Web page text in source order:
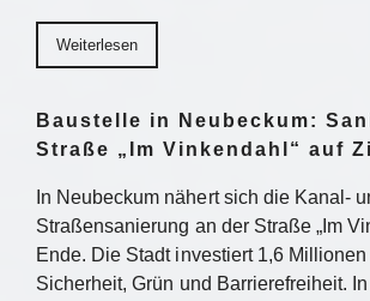
Weiterlesen
Baustelle in Neubeckum:
Straße „Im Vinkendahl“ auf
In Neubeckum nähert sich die Kanal-
Straßensanierung an der Straße „Im
Ende. Die Stadt investiert 1,6
Sicherheit, Grün und Barrierefreiheit.